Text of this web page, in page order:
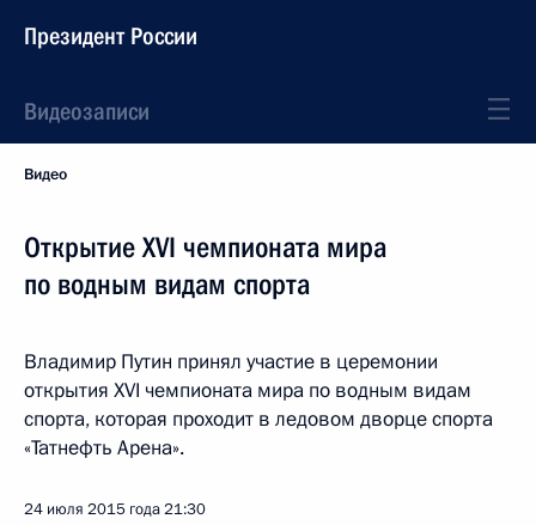
Президент России
Видеозаписи
Видео
Открытие XVI чемпионата мира
по водным видам спорта
Владимир Путин принял участие в церемонии
открытия XVI чемпионата мира по водным видам
спорта, которая проходит в ледовом дворце спорта
«Татнефть Арена».
24 июля 2015 года21:30